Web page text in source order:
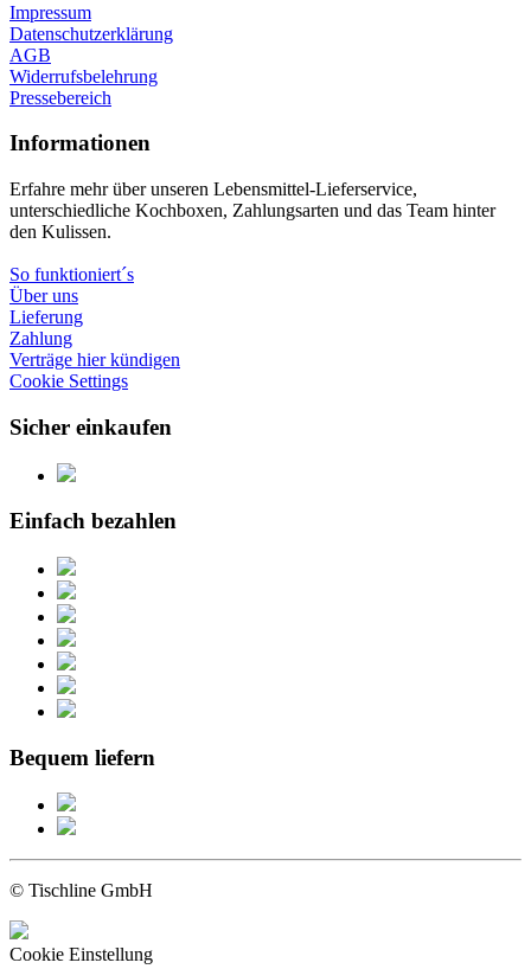
Impressum
Datenschutzerklärung
AGB
Widerrufsbelehrung
Pressebereich
Informationen
Erfahre mehr über unseren Lebensmittel-Lieferservice,
unterschiedliche Kochboxen, Zahlungsarten und das Team hinter
den Kulissen.
So funktioniert´s
Über uns
Lieferung
Zahlung
Verträge hier kündigen
Cookie Settings
Sicher einkaufen
Einfach bezahlen
Bequem liefern
© Tischline GmbH
Cookie Einstellung